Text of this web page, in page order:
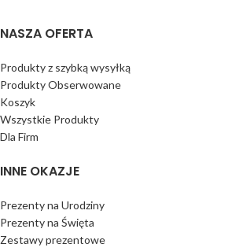
NASZA OFERTA
Produkty z szybką wysyłką
Produkty Obserwowane
Koszyk
Wszystkie Produkty
Dla Firm
INNE OKAZJE
Prezenty na Urodziny
Prezenty na Święta
Zestawy prezentowe